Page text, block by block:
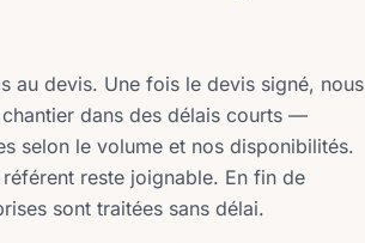
au devis. Une fois le devis signé, nous
dans des délais courts —
selon le volume et nos disponibilités.
reste joignable. En fin de
sont traitées sans délai.